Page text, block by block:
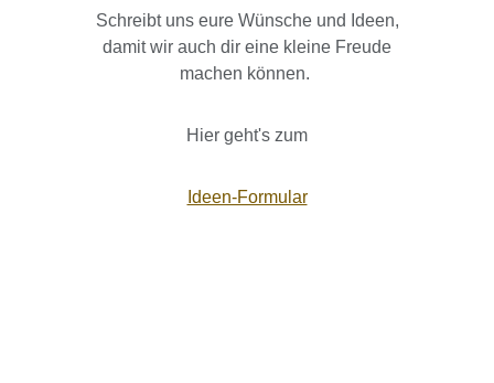
Schreibt uns eure Wünsche und Ideen,
damit wir auch dir eine kleine Freude
machen können.
Hier geht's zum
Ideen-Formular